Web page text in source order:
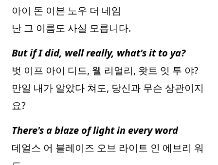
아이 돈 이븐 노우 더 네임
난 그 이름도 사실 모릅니다.
But if I did, well really, what's it to ya?
벗 이프 아이 디드, 웰 리얼리, 왓트 잇 투 야?
만일 내가 알았다 쳐도, 당신과 무슨 상관이지
요?
There's a blaze of light in every word
데얼스 어 블레이즈 오브 라이트 인 에브리 워